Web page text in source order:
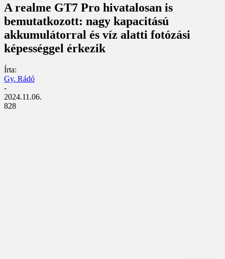
A realme GT7 Pro hivatalosan is
bemutatkozott: nagy kapacitású
akkumulátorral és víz alatti fotózási
képességgel érkezik
Írta:
Gy. Rádó
-
2024.11.06.
828